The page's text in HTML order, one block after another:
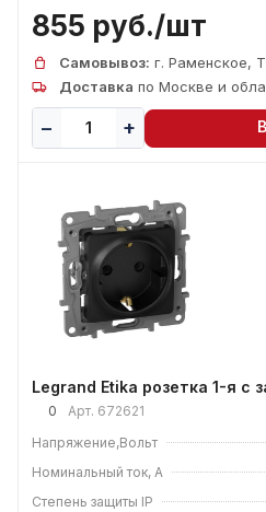
855 руб./шт
Самовывоз: г. Раменское,
Доставка по Москве и
Legrand Etika розетка 1-я с
0 Арт. 672621
Напряжение,Вольт
Номинальный ток, А
Степень защиты IP